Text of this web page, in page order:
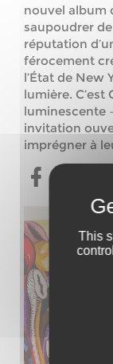
nouvel album
saupoudrer
réputation
férocement
l’État de New
lumière. C’est
luminescente
invitation
imprégner à
This